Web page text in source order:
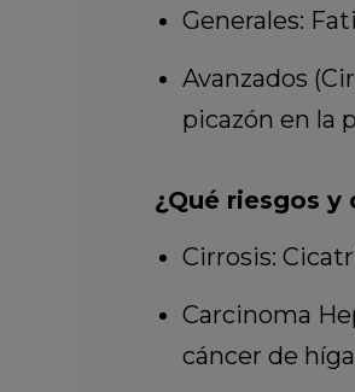
Generales:
Avanzados
picazón en la
¿Qué riesgos
Cirrosis:
Carcinoma
cáncer de